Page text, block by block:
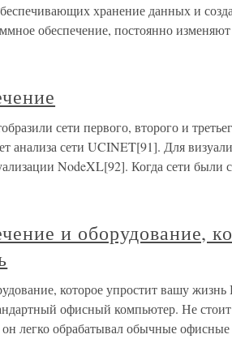
хранение данных и
обеспечение, постоянно
сети первого, второго и
анализа сети UCINET[91]. Для
NodeXL[92]. Когда сети были
и оборудование,
которое упростит вашу жизнь
офисный компьютер. Не стоит
легко обрабатывал обычные